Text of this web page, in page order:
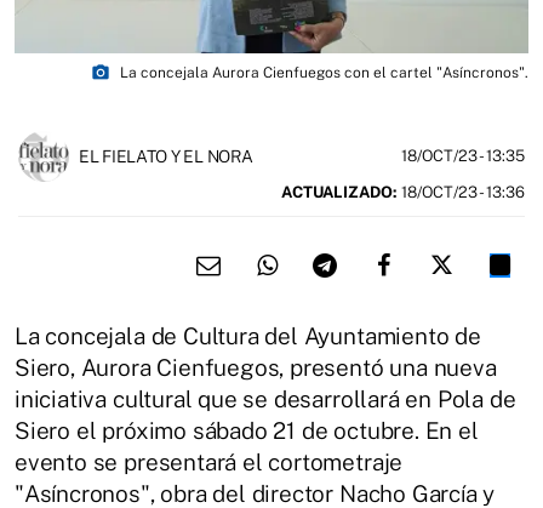
photo_camera La concejala Aurora Cienfuegos con el cartel "Asíncronos".
EL FIELATO Y EL NORA 18/OCT/23- 13:35
ACTUALIZADO: 18/OCT/23 - 13:36
La concejala de Cultura del Ayuntamiento de
Siero, Aurora Cienfuegos, presentó una nueva
iniciativa cultural que se desarrollará en Pola de
Siero el próximo sábado 21 de octubre. En el
evento se presentará el cortometraje
"Asíncronos", obra del director Nacho García y